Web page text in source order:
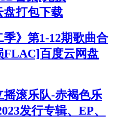
盘打包下载
》第1-12期歌曲合
FLAC]百度云网盘
滚乐队-赤褐色乐
发行专辑、EP、